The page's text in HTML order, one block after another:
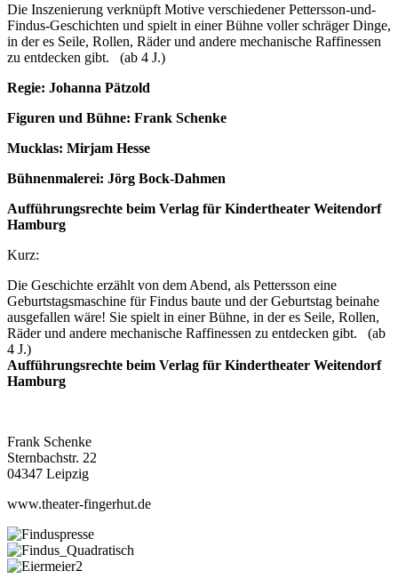
Die Inszenierung verknüpft Motive verschiedener Pettersson-und-
Findus-Geschichten und spielt in einer Bühne voller schräger Dinge,
in der es Seile, Rollen, Räder und andere mechanische Raffinessen
zu entdecken gibt. (ab 4 J.)
Regie: Johanna Pätzold
Figuren und Bühne: Frank Schenke
Mucklas: Mirjam Hesse
Bühnenmalerei: Jörg Bock-Dahmen
Aufführungsrechte beim Verlag für Kindertheater Weitendorf
Hamburg
Kurz:
Die Geschichte erzählt von dem Abend, als Pettersson eine
Geburtstagsmaschine für Findus baute und der Geburtstag beinahe
ausgefallen wäre! Sie spielt in einer Bühne, in der es Seile, Rollen,
Räder und andere mechanische Raffinessen zu entdecken gibt. (ab
4 J.)
Aufführungsrechte beim Verlag für Kindertheater Weitendorf
Hamburg
Frank Schenke
Sternbachstr. 22
04347 Leipzig
www.theater-fingerhut.de